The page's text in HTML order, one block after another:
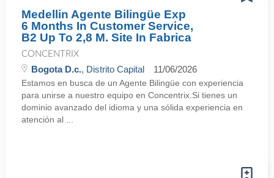
Medellin Agente Bilingüe Exp
6 Months In Customer Service,
B2 Up To 2,8 M. Site In Fabrica
CONCENTRIX
Bogota D.c., Distrito Capital 11/06/2026
Estamos en busca de un Agente Bilingüe con experiencia
para unirse a nuestro equipo en Concentrix.Si tienes un
dominio avanzado del idioma y una sólida experiencia en
atención al ...